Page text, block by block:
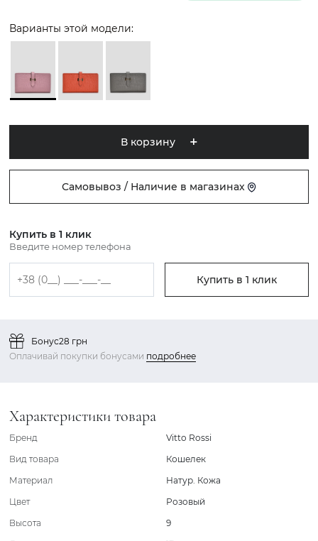
Варианты этой модели:
В корзину
Самовывоз / Наличие в магазинах
Купить в 1 клик
Введите номер телефона
Купить в 1 клик
Бонус28 грн
Оплачивай покупки бонусами подробнее
Характеристики товара
Бренд
Vitto Rossi
Вид товара
Кошелек
Материал
Натур. Кожа
Цвет
Розовый
Высота
9